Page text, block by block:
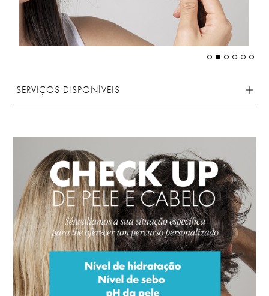
SERVIÇOS DISPONÍVEIS